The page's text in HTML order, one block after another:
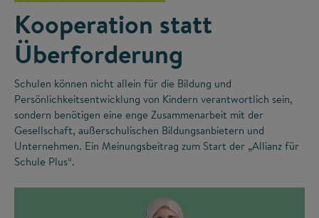
Kooperation statt
Überforderung
Schulen können nicht allein für die Bildung und
Persönlichkeitsentwicklung von Kindern verantwortlich sein,
sondern benötigen eine enge Zusammenarbeit mit der
Gesellschaft, außerschulischen Bildungsanbietern und
Unternehmen. Ein Meinungsbeitrag zum Start der „Allianz für
Schule Plus“.